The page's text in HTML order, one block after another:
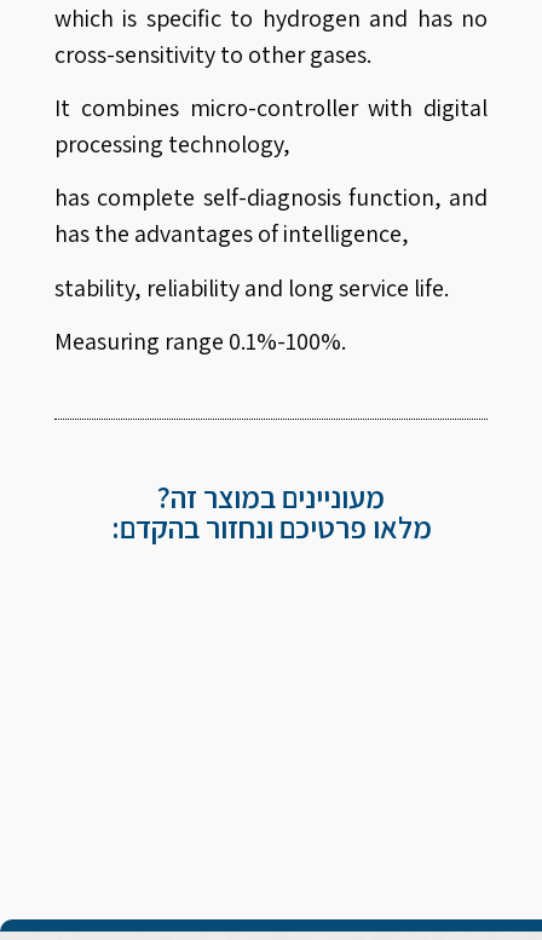
which is specific to hydrogen and has no
cross-sensitivity to other gases.
It combines micro-controller with digital
processing technology,
has complete self-diagnosis function, and
has the advantages of intelligence,
stability, reliability and long service life.
Measuring range 0.1%-100%.
מעוניינים במוצר זה?
מלאו פרטיכם ונחזור בהקדם: